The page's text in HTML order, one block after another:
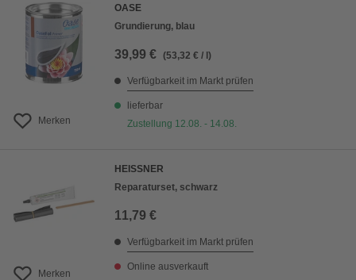
Preis aufsteigend
Preis absteigend
Bewertung
Merken
OASE
Grundierung, blau
39,99 € (53,32 € / l)
Verfügbarkeit im Markt prüfen
lieferbar
Zustellung 12.08. - 14.08.
Merken
HEISSNER
Reparaturset, schwarz
11,79 €
Verfügbarkeit im Markt prüfen
Online ausverkauft